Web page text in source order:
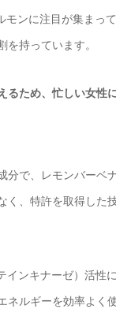
ンに注目が集まっ
持っています。
ため、忙しい女性
分で、レモンバーベ
、特許を取得した
ンキナーゼ）活性
ルギーを効率よく